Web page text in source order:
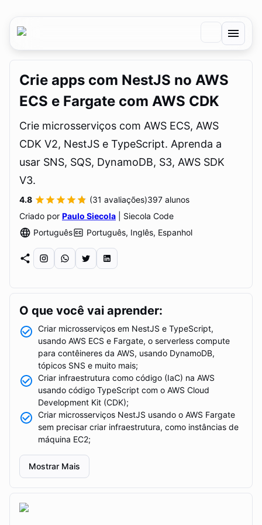
Crie apps com NestJS no AWS
ECS e Fargate com AWS CDK
Crie microsserviços com AWS ECS, AWS
CDK V2, NestJS e TypeScript. Aprenda a
usar SNS, SQS, DynamoDB, S3, AWS SDK
V3.
4.8 (31 avaliações)397 alunos
Criado por Paulo Siecola
| Siecola Code
Português
Português, Inglês, Espanhol
O que você vai aprender:
Criar microsserviços em NestJS e TypeScript,
usando AWS ECS e Fargate, o serverless compute
para contêineres da AWS, usando DynamoDB,
tópicos SNS e muito mais;
Criar infraestrutura como código (IaC) na AWS
usando código TypeScript com o AWS Cloud
Development Kit (CDK);
Criar microsserviços NestJS usando o AWS Fargate
sem precisar criar infraestrutura, como instâncias de
máquina EC2;
requisições com query strings e validações do corpo
da requisição;
Mostrar Mais